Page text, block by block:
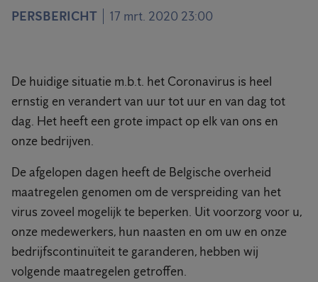
PERSBERICHT 17 mrt. 2020 23:00
De huidige situatie m.b.t. het Coronavirus is heel
ernstig en verandert van uur tot uur en van dag tot
dag. Het heeft een grote impact op elk van ons en
onze bedrijven.
De afgelopen dagen heeft de Belgische overheid
maatregelen genomen om de verspreiding van het
virus zoveel mogelijk te beperken. Uit voorzorg voor u,
onze medewerkers, hun naasten en om uw en onze
bedrijfscontinuïteit te garanderen, hebben wij
volgende maatregelen getroffen.